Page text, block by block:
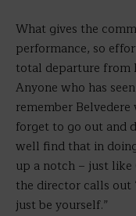
What gives the
performance, so
total departure from
Anyone who has
remember Belvedere
forget to go out and
well find that in
up a notch – just
the director calls out
just be yourself.”